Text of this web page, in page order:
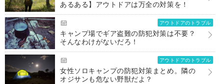
あるある】アウトドアは万全の対策を！
アウトドアのトラブル
キャンプ場でギア盗難の防犯対策は不要？
そんなわけがないだろ！
アウトドアのトラブル
女性ソロキャンプの防犯対策まとめ。隣の
オジサンも危ない野獣だよ？